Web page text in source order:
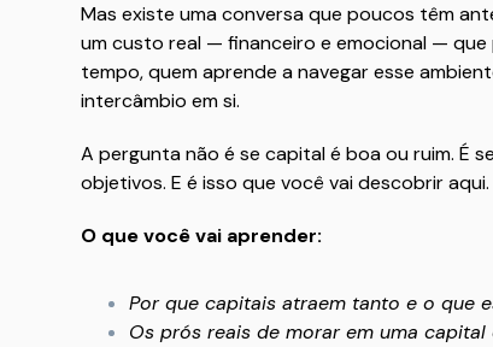
Mas existe uma conversa que poucos têm
um custo real — financeiro e emocional — que
tempo, quem aprende a navegar esse
intercâmbio em si.
A pergunta não é se capital é boa ou ruim. É
objetivos. E é isso que você vai descobrir aqui.
O que você vai aprender:
Por que capitais atraem tanto e o que
Os prós reais de morar em uma